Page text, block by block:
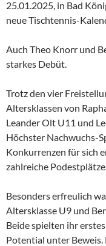
25.01.2025, in Bad
neue Tischtennis-
Auch Theo Knorr und
starkes Debüt.
Trotz den vier
Altersklassen von
Leander Olt U11 und
Höchster Nachwuchs-
Konkurrenzen für sich
zahlreiche Podestplätze.
Besonders erfreulich
Altersklasse U9 und
Beide spielten ihr
Potential unter